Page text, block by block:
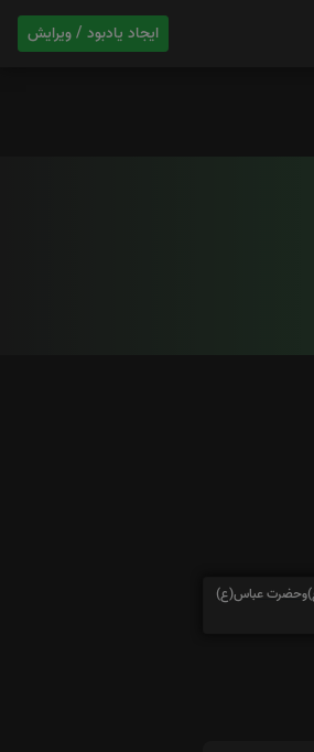
ایجاد یادبود / ویرایش
عباس(ع)